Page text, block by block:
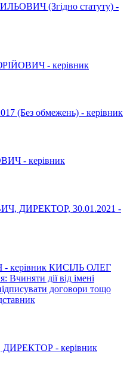
(Згідно статуту) -
- керівник
(Без обмежень) - керівник
- керівник
ДИРЕКТОР, 30.01.2021 -
КИСІЛЬ ОЛЕГ
дії від імені
договори тощо
- керівник